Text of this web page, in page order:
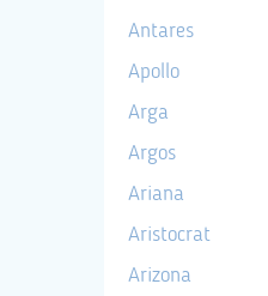
Antares
Apollo
Arga
Argos
Ariana
Aristocrat
Arizona